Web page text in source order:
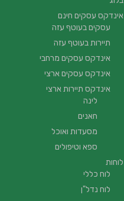
אינדקס עסקים חינם
עסקים בעוטף עזה
תיירות בעוטף עזה
אינדקס עסקים מרחבי
אינדקס עסקים ארצי
אינדקס תיירות ארצי
לינה
חאנים
מסעדות ואוכל
ספא וטיפולים
לוחות
לוח כללי
לוח נדל"ן